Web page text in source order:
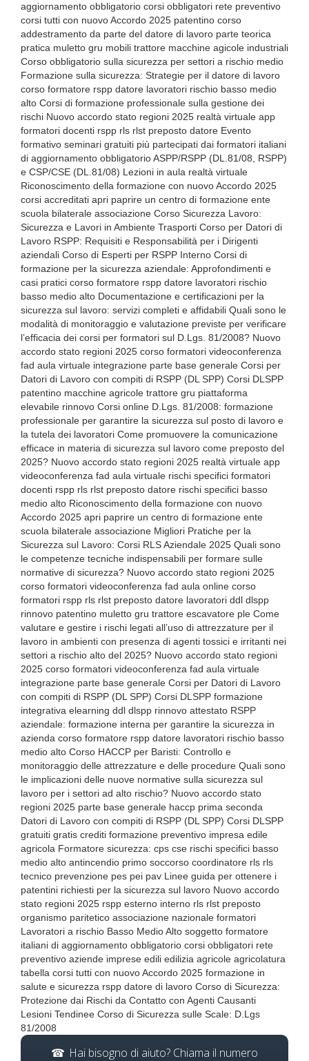
aggiornamento obbligatorio corsi obbligatori rete preventivo
corsi tutti con nuovo Accordo 2025 patentino corso
addestramento da parte del datore di lavoro parte teorica
pratica muletto gru mobili trattore macchine agicole industriali
Corso obbligatorio sulla sicurezza per settori a rischio medio
Formazione sulla sicurezza: Strategie per il datore di lavoro
corso formatore rspp datore lavoratori rischio basso medio
alto Corsi di formazione professionale sulla gestione dei
rischi Nuovo accordo stato regioni 2025 realtà virtuale app
formatori docenti rspp rls rlst preposto datore Evento
formativo seminari gratuiti più partecipati dai formatori italiani
di aggiornamento obbligatorio ASPP/RSPP (DL.81/08, RSPP)
e CSP/CSE (DL.81/08) Lezioni in aula realtà virtuale
Riconoscimento della formazione con nuovo Accordo 2025
corsi accreditati apri paprire un centro di formazione ente
scuola bilaterale associazione Corso Sicurezza Lavoro:
Sicurezza e Lavori in Ambiente Trasporti Corso per Datori di
Lavoro RSPP: Requisiti e Responsabilità per i Dirigenti
aziendali Corso di Esperti per RSPP Interno Corsi di
formazione per la sicurezza aziendale: Approfondimenti e
casi pratici corso formatore rspp datore lavoratori rischio
basso medio alto Documentazione e certificazioni per la
sicurezza sul lavoro: servizi completi e affidabili Quali sono le
modalità di monitoraggio e valutazione previste per verificare
l’efficacia dei corsi per formatori sul D.Lgs. 81/2008? Nuovo
accordo stato regioni 2025 corso formatori videoconferenza
fad aula virtuale integrazione parte base generale Corsi per
Datori di Lavoro con compiti di RSPP (DL SPP) Corsi DLSPP
patentino macchine agricole trattore gru piattaforma
elevabile rinnovo Corsi online D.Lgs. 81/2008: formazione
professionale per garantire la sicurezza sul posto di lavoro e
la tutela dei lavoratori Come promuovere la comunicazione
efficace in materia di sicurezza sul lavoro come preposto del
2025? Nuovo accordo stato regioni 2025 realtà virtuale app
videoconferenza fad aula virtuale rischi specifici formatori
docenti rspp rls rlst preposto datore rischi specifici basso
medio alto Riconoscimento della formazione con nuovo
Accordo 2025 apri paprire un centro di formazione ente
scuola bilaterale associazione Migliori Pratiche per la
Sicurezza sul Lavoro: Corsi RLS Aziendale 2025 Quali sono
le competenze tecniche indispensabili per formare sulle
normative di sicurezza? Nuovo accordo stato regioni 2025
corso formatori videoconferenza fad aula online corso
formatori rspp rls rlst preposto datore lavoratori ddl dlspp
rinnovo patentino muletto gru trattore escavatore ple Come
valutare e gestire i rischi legati all’uso di attrezzature per il
lavoro in ambienti con presenza di agenti tossici e irritanti nei
settori a rischio alto del 2025? Nuovo accordo stato regioni
2025 corso formatori videoconferenza fad aula virtuale
integrazione parte base generale Corsi per Datori di Lavoro
con compiti di RSPP (DL SPP) Corsi DLSPP formazione
integrativa elearning ddl dlspp rinnovo attestato RSPP
aziendale: formazione interna per garantire la sicurezza in
azienda corso formatore rspp datore lavoratori rischio basso
medio alto Corso HACCP per Baristi: Controllo e
monitoraggio delle attrezzature e delle procedure Quali sono
le implicazioni delle nuove normative sulla sicurezza sul
lavoro per i settori ad alto rischio? Nuovo accordo stato
regioni 2025 parte base generale haccp prima seconda
Datori di Lavoro con compiti di RSPP (DL SPP) Corsi DLSPP
gratuiti gratis crediti formazione preventivo impresa edile
agricola Formatore sicurezza: cps cse rischi specifici basso
medio alto antincendio primo soccorso coordinatore rls rls
tecnico prevenzione pes pei pav Linee guida per ottenere i
patentini richiesti per la sicurezza sul lavoro Nuovo accordo
stato regioni 2025 rspp esterno interno rls rlst preposto
organismo paritetico associazione nazionale formatori
Lavoratori a rischio Basso Medio Alto soggetto formatore
italiani di aggiornamento obbligatorio corsi obbligatori rete
preventivo aziende imprese edili edilizia agricole agricolatura
tabella corsi tutti con nuovo Accordo 2025 formazione in
salute e sicurezza rspp datore di lavoro Corso di Sicurezza:
Protezione dai Rischi da Contatto con Agenti Causanti
Lesioni Tendinee Corso di Sicurezza sulle Scale: D.Lgs
81/2008
Hai bisogno di aiuto? Chiama il numero